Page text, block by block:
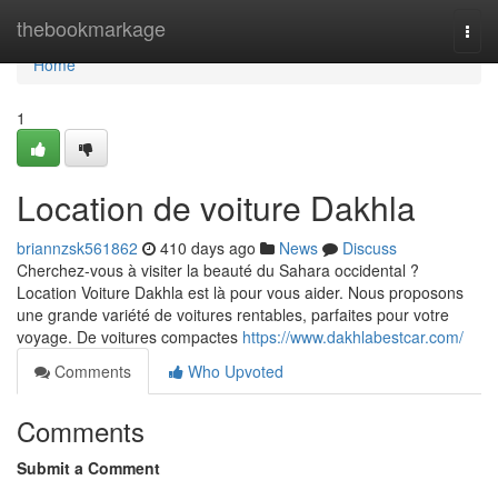
thebookmarkage
Home
Home
1
Location de voiture Dakhla
briannzsk561862 410 days ago News
Discuss
Cherchez-vous à visiter la beauté du Sahara occidental ?
Location Voiture Dakhla est là pour vous aider. Nous proposons
une grande variété de voitures rentables, parfaites pour votre
voyage. De voitures compactes https://www.dakhlabestcar.com/
Comments
Who Upvoted
Comments
Submit a Comment